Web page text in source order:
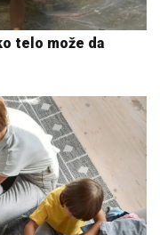
telo može da